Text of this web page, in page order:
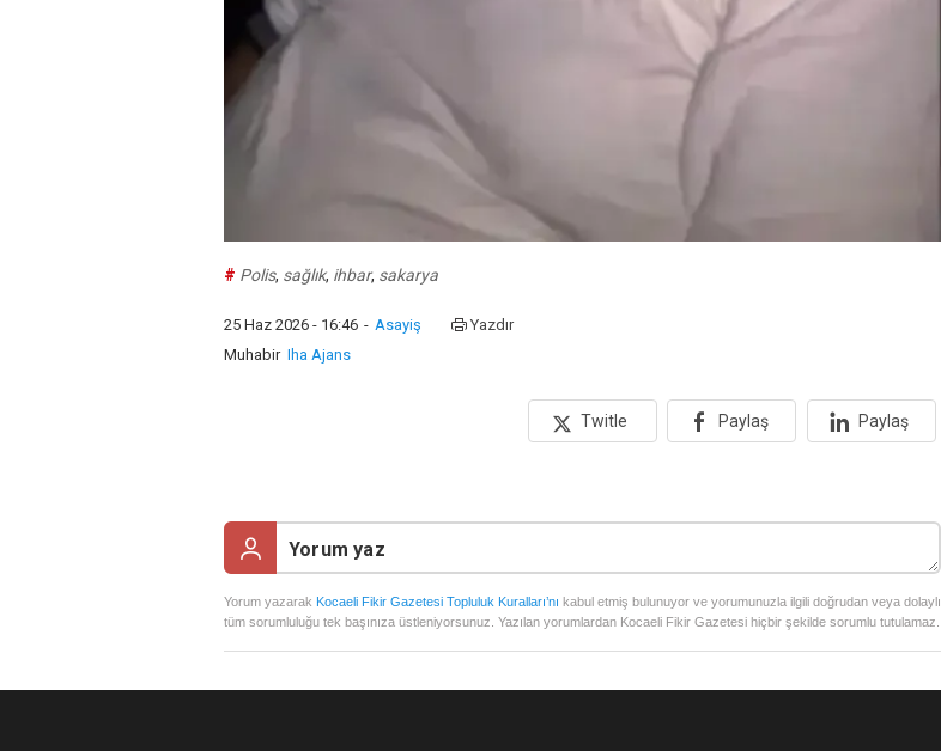
# Polis, sağlık, ihbar, sakarya
25 Haz 2026 - 16:46 - Asayiş
Yazdır
Muhabir Iha Ajans
Twitle Paylaş Paylaş
Yorum yazarak Kocaeli Fikir Gazetesi Topluluk Kuralları’nı kabul etmiş bulunuyor ve yorumunuzla ilgili doğrudan veya dolaylı
tüm sorumluluğu tek başınıza üstleniyorsunuz. Yazılan yorumlardan Kocaeli Fikir Gazetesi hiçbir şekilde sorumlu tutulamaz.